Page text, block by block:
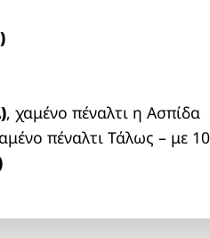
, χαμένο πέναλτι η Ασπίδα
πέναλτι Τάλως – με